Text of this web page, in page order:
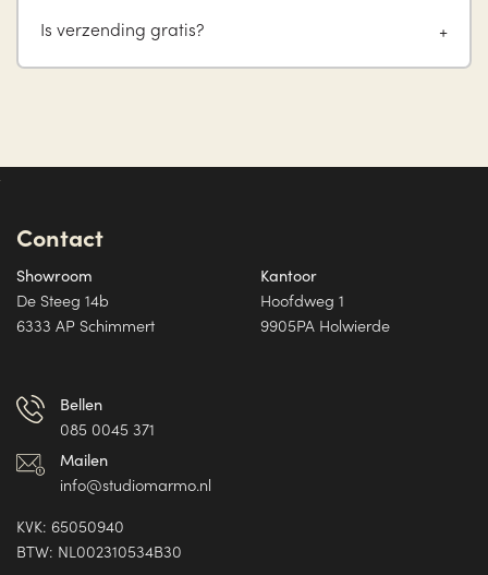
Is verzending gratis?
Contact
Showroom
De Steeg 14b
6333 AP Schimmert
Kantoor
Hoofdweg 1
9905PA Holwierde
Bellen
085 0045 371
Mailen
info@studiomarmo.nl
KVK: 65050940
BTW: NL002310534B30